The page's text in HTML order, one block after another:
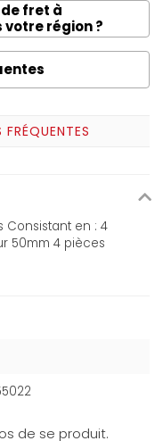
fret à
région ?
Consistant en : 4
50mm 4 pièces